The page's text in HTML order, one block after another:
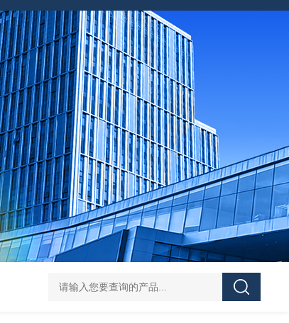
无菌339652 23-2263赛默飞离心管 UFC903096 MAP001